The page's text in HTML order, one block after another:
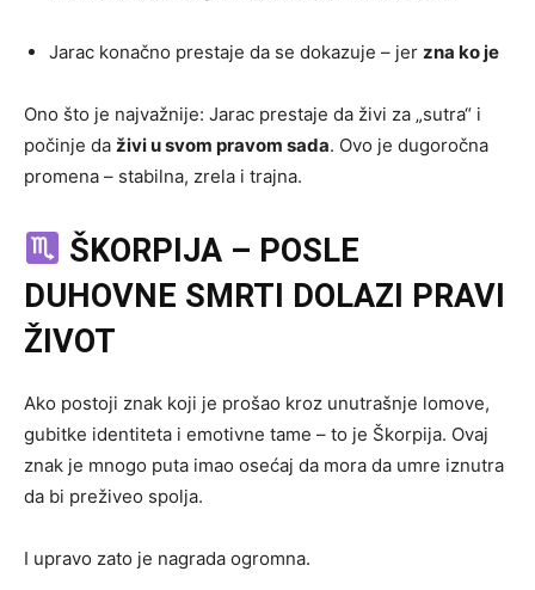
Jarac konačno prestaje da se dokazuje – jer zna ko je
Ono što je najvažnije: Jarac prestaje da živi za „sutra“ i
počinje da živi u svom pravom sada. Ovo je dugoročna
promena – stabilna, zrela i trajna.
ŠKORPIJA – POSLE
DUHOVNE SMRTI DOLAZI PRAVI
ŽIVOT
Ako postoji znak koji je prošao kroz unutrašnje lomove,
gubitke identiteta i emotivne tame – to je Škorpija. Ovaj
znak je mnogo puta imao osećaj da mora da umre iznutra
da bi preživeo spolja.
I upravo zato je nagrada ogromna.